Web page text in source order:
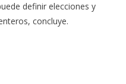
definir elecciones y
concluye.